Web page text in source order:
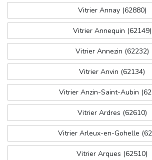
Vitrier Annay (62880)
Vitrier Annequin (62149)
Vitrier Annezin (62232)
Vitrier Anvin (62134)
Vitrier Anzin-Saint-Aubin
Vitrier Ardres (62610)
Vitrier Arleux-en-Gohelle
Vitrier Arques (62510)